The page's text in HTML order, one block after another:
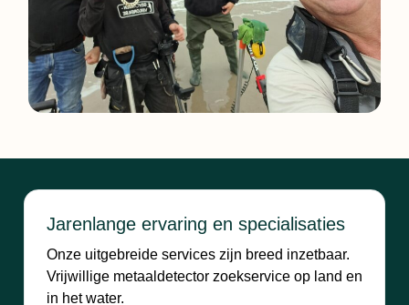
Jarenlange ervaring en specialisaties
Onze uitgebreide services zijn breed inzetbaar.
Vrijwillige metaaldetector zoekservice op land en
in het water.